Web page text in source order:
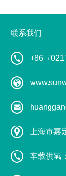
联系我们
+86（
上海市嘉
车载供氢